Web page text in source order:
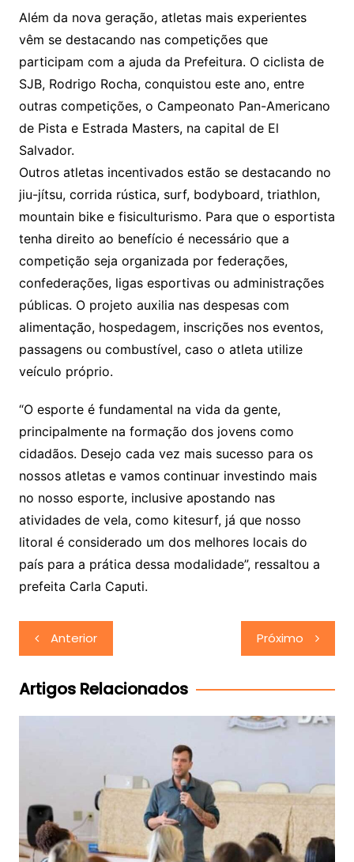
Além da nova geração, atletas mais experientes
vêm se destacando nas competições que
participam com a ajuda da Prefeitura. O ciclista de
SJB, Rodrigo Rocha, conquistou este ano, entre
outras competições, o Campeonato Pan-Americano
de Pista e Estrada Masters, na capital de El
Salvador.
Outros atletas incentivados estão se destacando no
jiu-jítsu, corrida rústica, surf, bodyboard, triathlon,
mountain bike e fisiculturismo. Para que o esportista
tenha direito ao benefício é necessário que a
competição seja organizada por federações,
confederações, ligas esportivas ou administrações
públicas. O projeto auxilia nas despesas com
alimentação, hospedagem, inscrições nos eventos,
passagens ou combustível, caso o atleta utilize
veículo próprio.
“O esporte é fundamental na vida da gente,
principalmente na formação dos jovens como
cidadãos. Desejo cada vez mais sucesso para os
nossos atletas e vamos continuar investindo mais
no nosso esporte, inclusive apostando nas
atividades de vela, como kitesurf, já que nosso
litoral é considerado um dos melhores locais do
país para a prática dessa modalidade”, ressaltou a
prefeita Carla Caputi.
Navegação
de
Post
Anterior Próximo
Artigos Relacionados